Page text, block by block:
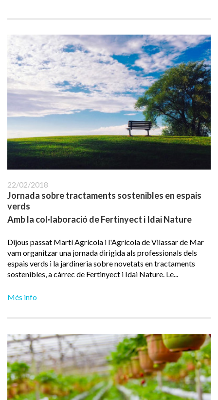
22/02/2018
Jornada sobre tractaments sostenibles en espais
verds
Amb la col·laboració de Fertinyect i Idai Nature
Dijous passat Martí Agrícola i l'Agrícola de Vilassar de Mar
vam organitzar una jornada dirigida als professionals dels
espais verds i la jardineria sobre novetats en tractaments
sostenibles, a càrrec de Fertinyect i Idai Nature. Le...
Més info